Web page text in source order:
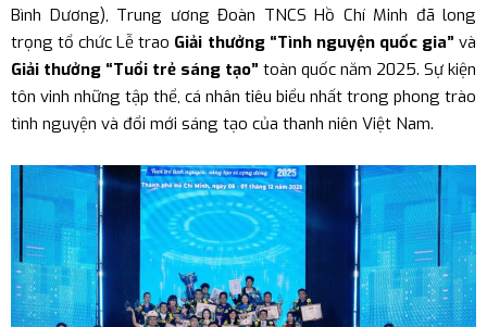
Bình Dương), Trung ương Đoàn TNCS Hồ Chí Minh đã long
trọng tổ chức Lễ trao Giải thưởng “Tình nguyện quốc gia” và
Giải thưởng “Tuổi trẻ sáng tạo” toàn quốc năm 2025. Sự kiện
tôn vinh những tập thể, cá nhân tiêu biểu nhất trong phong trào
tình nguyện và đổi mới sáng tạo của thanh niên Việt Nam.